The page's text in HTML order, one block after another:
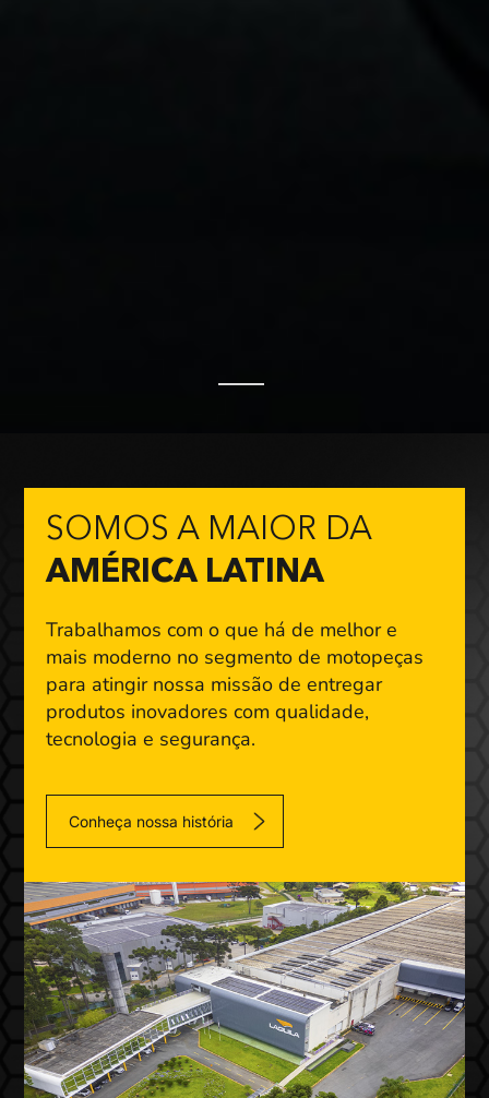
SOMOS A MAIOR DA
AMÉRICA LATINA
Trabalhamos com o que há de melhor e
mais moderno no segmento de motopeças
para atingir nossa missão de entregar
produtos inovadores com qualidade,
tecnologia e segurança.
Conheça nossa história